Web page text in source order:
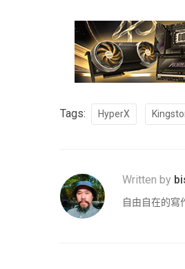
Tags: HyperX
Written by
自由自在的寫